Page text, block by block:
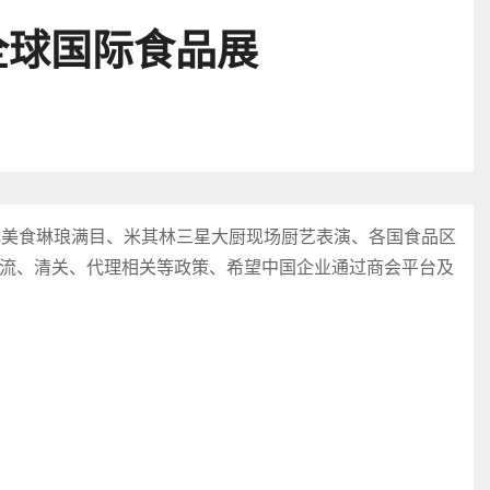
国际食品展
食琳琅满目、米其林三星大厨现场厨艺表演、各国食品区
、清关、代理相关等政策、希望中国企业通过商会平台及